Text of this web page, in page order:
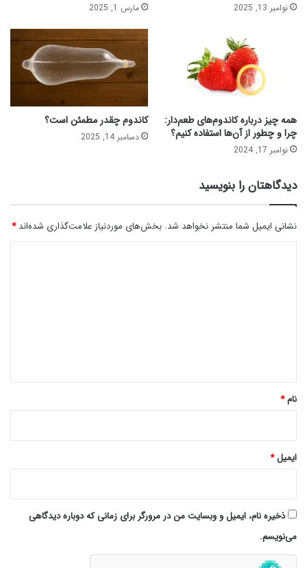
نوامبر 13, 2025 مارس 1, 2025
همه چیز درباره کاندوم‌های طعم‌دار:
چرا و چطور از آن‌ها استفاده کنیم؟
نوامبر 17, 2024
کاندوم چقدر مطمئن است؟
دسامبر 14, 2025
دیدگاهتان را بنویسید
نشانی ایمیل شما منتشر نخواهد شد. بخش‌های موردنیاز علامت‌گذاری شده‌اند*
نام*
ایمیل*
ذخیره نام، ایمیل و وبسایت من در مرورگر برای زمانی که دوباره دیدگاهی
می‌نویسم.